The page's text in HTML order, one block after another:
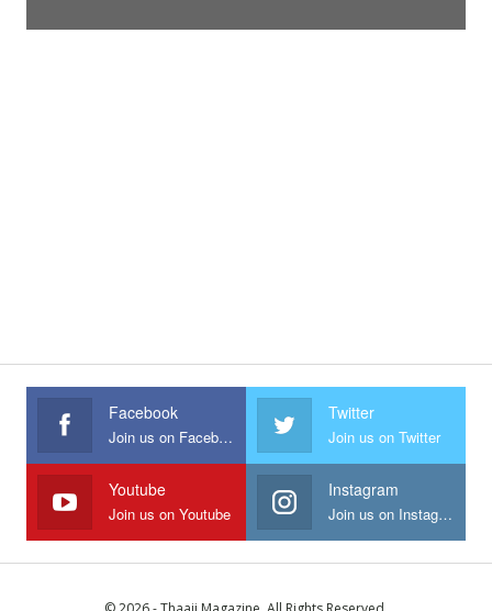
Facebook
Join us on Facebook
Twitter
Join us on Twitter
Youtube
Join us on Youtube
Instagram
Join us on Instagram